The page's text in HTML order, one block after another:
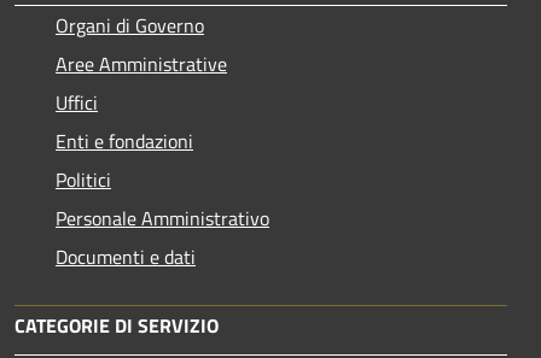
Organi di Governo
Aree Amministrative
Uffici
Enti e fondazioni
Politici
Personale Amministrativo
Documenti e dati
CATEGORIE DI SERVIZIO